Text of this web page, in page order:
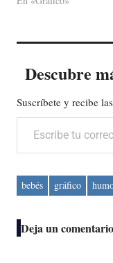
Descubre
Suscríbete y recibe
Escribe tu correo electrónico…
bebés gráfico
Deja un comentario